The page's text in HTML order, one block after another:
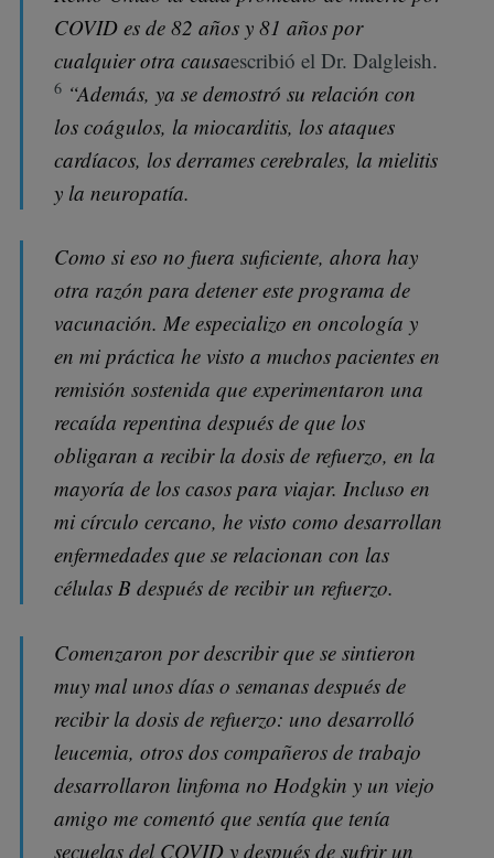
COVID es de 82 años y 81 años por
cualquier otra causaescribió el Dr. Dalgleish.
6 “Además, ya se demostró su relación con
los coágulos, la miocarditis, los ataques
cardíacos, los derrames cerebrales, la mielitis
y la neuropatía.
Como si eso no fuera suficiente, ahora hay
otra razón para detener este programa de
vacunación. Me especializo en oncología y
en mi práctica he visto a muchos pacientes en
remisión sostenida que experimentaron una
recaída repentina después de que los
obligaran a recibir la dosis de refuerzo, en la
mayoría de los casos para viajar. Incluso en
mi círculo cercano, he visto como desarrollan
enfermedades que se relacionan con las
células B después de recibir un refuerzo.
Comenzaron por describir que se sintieron
muy mal unos días o semanas después de
recibir la dosis de refuerzo: uno desarrolló
leucemia, otros dos compañeros de trabajo
desarrollaron linfoma no Hodgkin y un viejo
amigo me comentó que sentía que tenía
secuelas del COVID y después de sufrir un